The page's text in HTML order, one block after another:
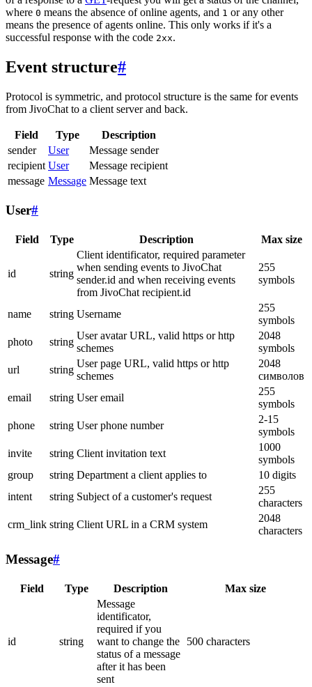
where 0 means the absence of online agents, and 1 or any other
means the presence of agents online. This only works if it's a
successful response with the code 2xx.
Event structure#
Protocol is symmetric, and protocol structure is the same for events
from JivoChat to a client server and back.
Field Type
Description
sender
User
Message sender
recipient User
Message recipient
message Message Message text
User#
Field Type Description Max size
id string
Client identificator, required parameter
when sending events to JivoChat
sender.id and when receiving events
from JivoChat recipient.id
255
symbols
name string Username
255
symbols
photo
string
User avatar URL, valid https or http
schemes
2048
symbols
url
string
User page URL, valid https or http
schemes
2048
символов
email
string User email
255
symbols
phone
string User phone number
2-15
symbols
invite
string Client invitation text
1000
symbols
group
string Department a client applies to
10 digits
intent
string Subject of a customer's request
255
characters
crm_link string Client URL in a CRM system
2048
characters
Message#
Field Type Description Max size
id string
Message
identificator,
required if you
want to change the
status of a message
after it has been
sent
500 characters